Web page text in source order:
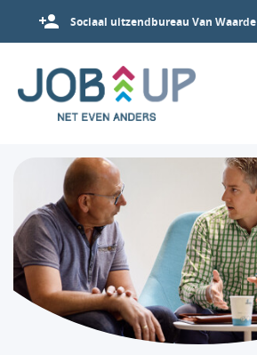
Sociaal uitzendbureau Van Waarde